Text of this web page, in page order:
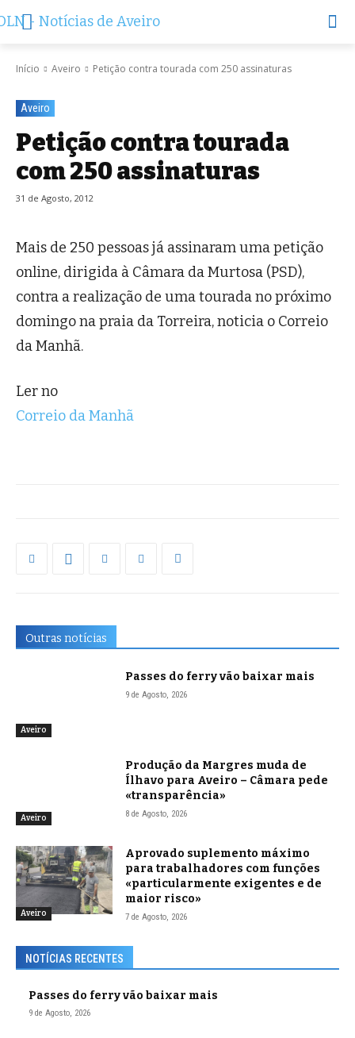
Início Aveiro Petição contra tourada com 250 assinaturas
Aveiro
Petição contra tourada
com 250 assinaturas
31 de Agosto, 2012
Mais de 250 pessoas já assinaram uma petição
online, dirigida à Câmara da Murtosa (PSD),
contra a realização de uma tourada no próximo
domingo na praia da Torreira, noticia o Correio
da Manhã.
Ler no
Correio da Manhã
Outras notícias
Aveiro
Passes do ferry vão baixar mais
9 de Agosto, 2026
Aveiro
Produção da Margres muda de
Ílhavo para Aveiro – Câmara pede
«transparência»
8 de Agosto, 2026
Aveiro
Aprovado suplemento máximo
para trabalhadores com funções
«particularmente exigentes e de
maior risco»
7 de Agosto, 2026
NOTÍCIAS RECENTES
Passes do ferry vão baixar mais
9 de Agosto, 2026